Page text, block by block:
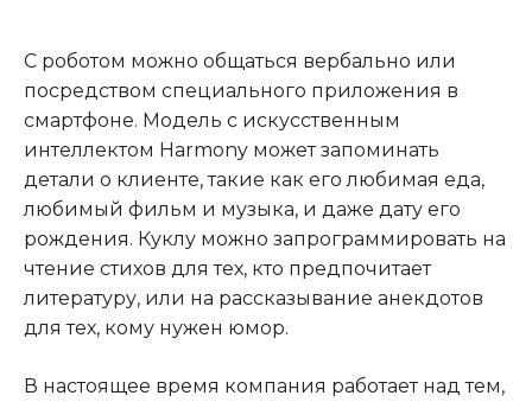
С роботом можно общаться вербально или
посредством специального приложения в
смартфоне. Модель с искусственным
интеллектом Harmony может запоминать
детали о клиенте, такие как его любимая еда,
любимый фильм и музыка, и даже дату его
рождения. Куклу можно запрограммировать на
чтение стихов для тех, кто предпочитает
литературу, или на рассказывание анекдотов
для тех, кому нужен юмор.
В настоящее время компания работает над тем,